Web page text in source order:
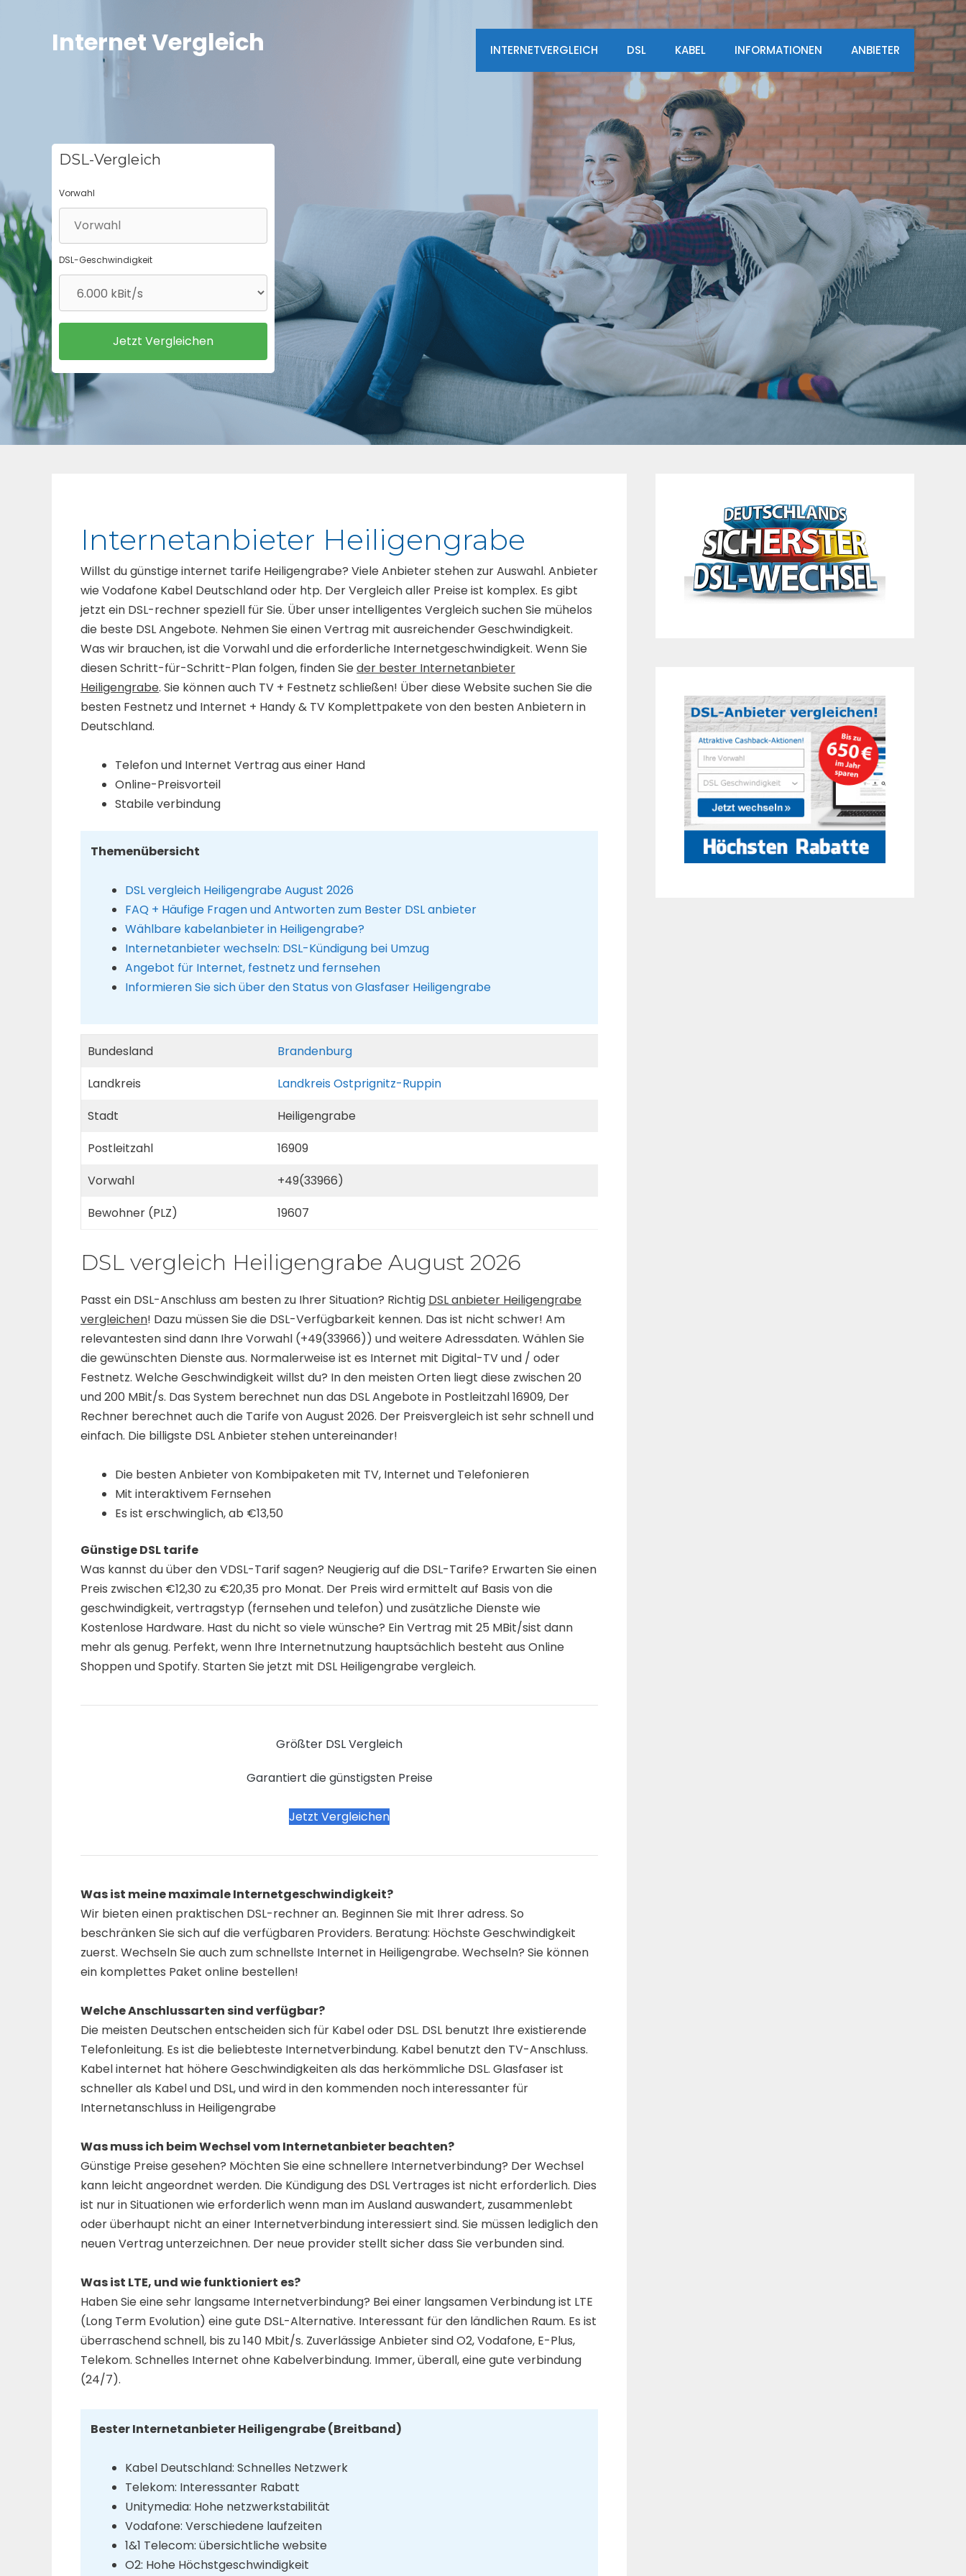
Internet Vergleich INTERNETVERGLEICH DSL KABEL INFORMATIONEN ANBIETER
DSL-Vergleich
Vorwahl
DSL-Geschwindigkeit
Internetanbieter Heiligengrabe
Willst du günstige internet tarife Heiligengrabe? Viele Anbieter stehen zur Auswahl. Anbieter
wie Vodafone Kabel Deutschland oder htp. Der Vergleich aller Preise ist komplex. Es gibt
jetzt ein DSL-rechner speziell für Sie. Über unser intelligentes Vergleich suchen Sie mühelos
die beste DSL Angebote. Nehmen Sie einen Vertrag mit ausreichender Geschwindigkeit.
Was wir brauchen, ist die Vorwahl und die erforderliche Internetgeschwindigkeit. Wenn Sie
diesen Schritt-für-Schritt-Plan folgen, finden Sieder bester Internetanbieter
Heiligengrabe. Sie können auch TV + Festnetz schließen! Über diese Website suchen Sie die
besten Festnetz und Internet + Handy & TV Komplettpakete von den besten Anbietern in
Deutschland.
Telefon und Internet Vertrag aus einer Hand
Online-Preisvorteil
Stabile verbindung
Themenübersicht
DSL vergleich Heiligengrabe August 2026
FAQ + Häufige Fragen und Antworten zum Bester DSL anbieter
Wählbare kabelanbieter in Heiligengrabe?
Internetanbieter wechseln: DSL-Kündigung bei Umzug
Angebot für Internet, festnetz und fernsehen
Informieren Sie sich über den Status von Glasfaser Heiligengrabe
Bundesland
Brandenburg
Landkreis
Landkreis Ostprignitz-Ruppin
Stadt
Heiligengrabe
Postleitzahl
16909
Vorwahl
+49(33966)
Bewohner (PLZ)
19607
DSL vergleich Heiligengrabe August 2026
Passt ein DSL-Anschluss am besten zu Ihrer Situation? Richtig DSL anbieter Heiligengrabe
vergleichen! Dazu müssen Sie die DSL-Verfügbarkeit kennen. Das ist nicht schwer! Am
relevantesten sind dann Ihre Vorwahl (+49(33966)) und weitere Adressdaten. Wählen Sie
die gewünschten Dienste aus. Normalerweise ist es Internet mit Digital-TV und / oder
Festnetz. Welche Geschwindigkeit willst du? In den meisten Orten liegt diese zwischen 20
und 200 MBit/s. Das System berechnet nun das DSL Angebote in Postleitzahl 16909, Der
Rechner berechnet auch die Tarife von August 2026. Der Preisvergleich ist sehr schnell und
einfach. Die billigste DSL Anbieter stehen untereinander!
Die besten Anbieter von Kombipaketen mit TV, Internet und Telefonieren
Mit interaktivem Fernsehen
Es ist erschwinglich, ab €13,50
Günstige DSL tarife
Was kannst du über den VDSL-Tarif sagen? Neugierig auf die DSL-Tarife? Erwarten Sie einen
Preis zwischen €12,30 zu €20,35 pro Monat. Der Preis wird ermittelt auf Basis von die
geschwindigkeit, vertragstyp (fernsehen und telefon) und zusätzliche Dienste wie
Kostenlose Hardware. Hast du nicht so viele wünsche? Ein Vertrag mit 25 MBit/sist dann
mehr als genug. Perfekt, wenn Ihre Internetnutzung hauptsächlich besteht aus Online
Shoppen und Spotify. Starten Sie jetzt mit DSL Heiligengrabe vergleich.
Größter DSL Vergleich
Garantiert die günstigsten Preise
Jetzt Vergleichen
Was ist meine maximale Internetgeschwindigkeit?
Wir bieten einen praktischen DSL-rechner an. Beginnen Sie mit Ihrer adress. So
beschränken Sie sich auf die verfügbaren Providers. Beratung: Höchste Geschwindigkeit
zuerst. Wechseln Sie auch zum schnellste Internet in Heiligengrabe. Wechseln? Sie können
ein komplettes Paket online bestellen!
Welche Anschlussarten sind verfügbar?
Die meisten Deutschen entscheiden sich für Kabel oder DSL. DSL benutzt Ihre existierende
Telefonleitung. Es ist die beliebteste Internetverbindung. Kabel benutzt den TV-Anschluss.
Kabel internet hat höhere Geschwindigkeiten als das herkömmliche DSL. Glasfaser ist
schneller als Kabel und DSL, und wird in den kommenden noch interessanter für
Internetanschluss in Heiligengrabe
Was muss ich beim Wechsel vom Internetanbieter beachten?
Günstige Preise gesehen? Möchten Sie eine schnellere Internetverbindung? Der Wechsel
kann leicht angeordnet werden. Die Kündigung des DSL Vertrages ist nicht erforderlich. Dies
ist nur in Situationen wie erforderlich wenn man im Ausland auswandert, zusammenlebt
oder überhaupt nicht an einer Internetverbindung interessiert sind. Sie müssen lediglich den
neuen Vertrag unterzeichnen. Der neue provider stellt sicher dass Sie verbunden sind.
Was ist LTE, und wie funktioniert es?
Haben Sie eine sehr langsame Internetverbindung? Bei einer langsamen Verbindung ist LTE
(Long Term Evolution) eine gute DSL-Alternative. Interessant für den ländlichen Raum. Es ist
überraschend schnell, bis zu 140 Mbit/s. Zuverlässige Anbieter sind O2, Vodafone, E-Plus,
Telekom. Schnelles Internet ohne Kabelverbindung. Immer, überall, eine gute verbindung
(24/7).
Bester Internetanbieter Heiligengrabe (Breitband)
Kabel Deutschland: Schnelles Netzwerk
Telekom: Interessanter Rabatt
Unitymedia: Hohe netzwerkstabilität
Vodafone: Verschiedene laufzeiten
1&1 Telecom: übersichtliche website
O2: Hohe Höchstgeschwindigkeit